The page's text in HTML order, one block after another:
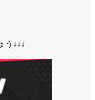
う↓↓↓